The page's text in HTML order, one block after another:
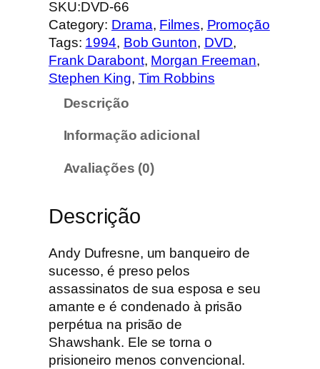
n
t
i
d
c
n
d
e
n
a
d
o
SKU:DVD-66
Category: Drama, Filmes, Promoção
Tags: 1994, Bob Gunton, DVD
Frank Darabont, Morgan Freeman
Stephen King, Tim Robbins
Descrição
Informação adicional
Avaliações (0)
Descrição
Andy Dufresne, um banqueiro de
sucesso, é preso pelos
assassinatos de sua esposa e seu
amante e é condenado à prisão
perpétua na prisão de
Shawshank. Ele se torna o
prisioneiro menos convencional.